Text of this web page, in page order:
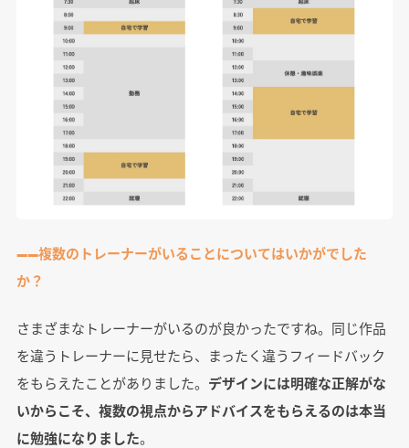
――複数のトレーナーがいることについてはいかがでした
か？
さまざまなトレーナーがいるのが良かったですね。同じ作品
を違うトレーナーに見せたら、まったく違うフィードバック
をもらえたことがありました。 デザインには明確な正解がな
いからこそ、複数の視点からアドバイスをもらえるのは本当
に勉強になりました。